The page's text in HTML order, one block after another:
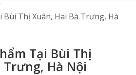
Bùi Thị Xuân, Hai Bà Trưng, Hà
Tại Bùi Thị
Trưng, Hà Nội